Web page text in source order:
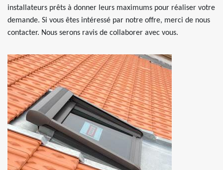
installateurs prêts à donner leurs maximums pour réaliser votre
demande. Si vous êtes intéressé par notre offre, merci de nous
contacter. Nous serons ravis de collaborer avec vous.